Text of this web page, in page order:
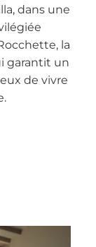
dans une
la
garantit un
de vivre